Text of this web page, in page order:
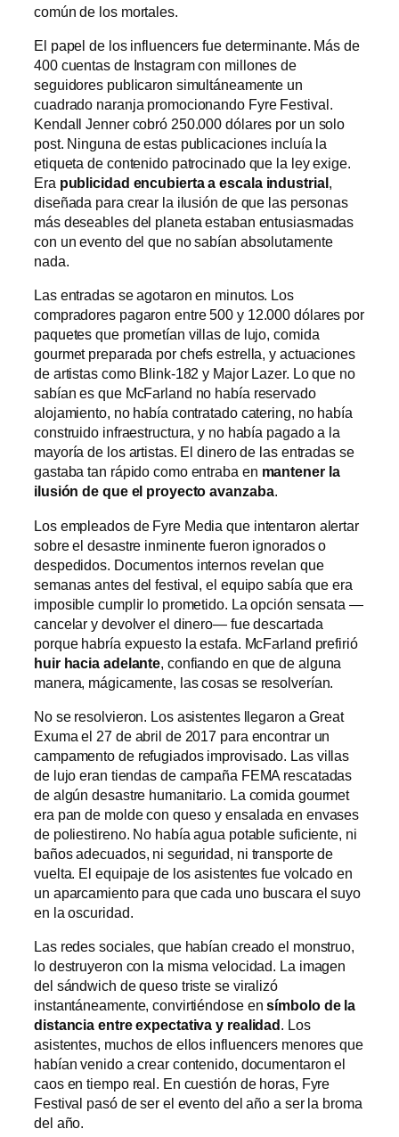
común de los mortales.
El papel de los influencers fue determinante. Más de
400 cuentas de Instagram con millones de
seguidores publicaron simultáneamente un
cuadrado naranja promocionando Fyre Festival.
Kendall Jenner cobró 250.000 dólares por un solo
post. Ninguna de estas publicaciones incluía la
etiqueta de contenido patrocinado que la ley exige.
Era publicidad encubierta a escala industrial,
diseñada para crear la ilusión de que las personas
más deseables del planeta estaban entusiasmadas
con un evento del que no sabían absolutamente
nada.
Las entradas se agotaron en minutos. Los
compradores pagaron entre 500 y 12.000 dólares por
paquetes que prometían villas de lujo, comida
gourmet preparada por chefs estrella, y actuaciones
de artistas como Blink-182 y Major Lazer. Lo que no
sabían es que McFarland no había reservado
alojamiento, no había contratado catering, no había
construido infraestructura, y no había pagado a la
mayoría de los artistas. El dinero de las entradas se
gastaba tan rápido como entraba en mantener la
ilusión de que el proyecto avanzaba.
Los empleados de Fyre Media que intentaron alertar
sobre el desastre inminente fueron ignorados o
despedidos. Documentos internos revelan que
semanas antes del festival, el equipo sabía que era
imposible cumplir lo prometido. La opción sensata —
cancelar y devolver el dinero— fue descartada
porque habría expuesto la estafa. McFarland prefirió
huir hacia adelante , confiando en que de alguna
manera, mágicamente, las cosas se resolverían.
No se resolvieron. Los asistentes llegaron a Great
Exuma el 27 de abril de 2017 para encontrar un
campamento de refugiados improvisado. Las villas
de lujo eran tiendas de campaña FEMA rescatadas
de algún desastre humanitario. La comida gourmet
era pan de molde con queso y ensalada en envases
de poliestireno. No había agua potable suficiente, ni
baños adecuados, ni seguridad, ni transporte de
vuelta. El equipaje de los asistentes fue volcado en
un aparcamiento para que cada uno buscara el suyo
en la oscuridad.
Las redes sociales, que habían creado el monstruo,
lo destruyeron con la misma velocidad. La imagen
del sándwich de queso triste se viralizó
instantáneamente, convirtiéndose ensímbolo de la
distancia entre expectativa y realidad. Los
asistentes, muchos de ellos influencers menores que
habían venido a crear contenido, documentaron el
caos en tiempo real. En cuestión de horas, Fyre
Festival pasó de ser el evento del año a ser la broma
del año.